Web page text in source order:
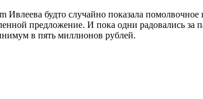
Ивлеева будто случайно показала
предложение. И пока одни радовались за
в пять миллионов рублей.